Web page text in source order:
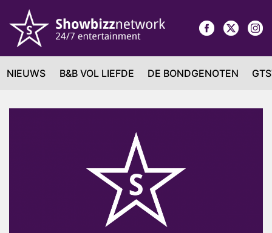
NIEUWS B&B VOL LIEFDE DE BONDGENOTEN